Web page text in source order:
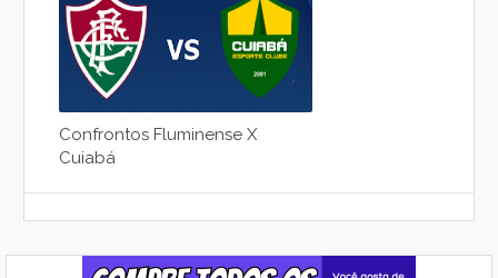
Confrontos Fluminense X
Cuiabá